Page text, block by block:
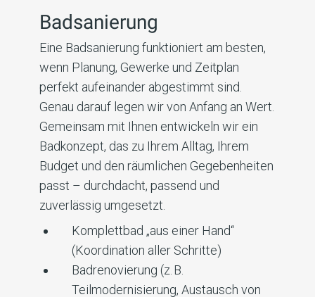
Badsanierung
Eine Badsanierung funktioniert am besten,
wenn Planung, Gewerke und Zeitplan
perfekt aufeinander abgestimmt sind.
Genau darauf legen wir von Anfang an Wert.
Gemeinsam mit Ihnen entwickeln wir ein
Badkonzept, das zu Ihrem Alltag, Ihrem
Budget und den räumlichen Gegebenheiten
passt – durchdacht, passend und
zuverlässig umgesetzt.
Komplettbad „aus einer Hand“
(Koordination aller Schritte)
Badrenovierung (z. B.
Teilmodernisierung, Austausch von